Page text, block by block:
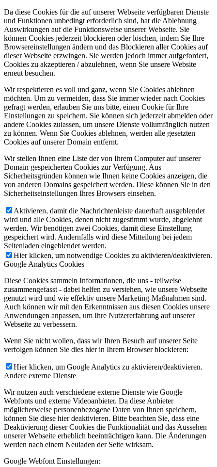
Da diese Cookies für die auf unserer Webseite verfügbaren Dienste
und Funktionen unbedingt erforderlich sind, hat die Ablehnung
Auswirkungen auf die Funktionsweise unserer Webseite. Sie
können Cookies jederzeit blockieren oder löschen, indem Sie Ihre
Browsereinstellungen ändern und das Blockieren aller Cookies auf
dieser Webseite erzwingen. Sie werden jedoch immer aufgefordert,
Cookies zu akzeptieren / abzulehnen, wenn Sie unsere Website
erneut besuchen.
Wir respektieren es voll und ganz, wenn Sie Cookies ablehnen
möchten. Um zu vermeiden, dass Sie immer wieder nach Cookies
gefragt werden, erlauben Sie uns bitte, einen Cookie für Ihre
Einstellungen zu speichern. Sie können sich jederzeit abmelden oder
andere Cookies zulassen, um unsere Dienste vollumfänglich nutzen
zu können. Wenn Sie Cookies ablehnen, werden alle gesetzten
Cookies auf unserer Domain entfernt.
Wir stellen Ihnen eine Liste der von Ihrem Computer auf unserer
Domain gespeicherten Cookies zur Verfügung. Aus
Sicherheitsgründen können wie Ihnen keine Cookies anzeigen, die
von anderen Domains gespeichert werden. Diese können Sie in den
Sicherheitseinstellungen Ihres Browsers einsehen.
Aktivieren, damit die Nachrichtenleiste dauerhaft ausgeblendet
wird und alle Cookies, denen nicht zugestimmt wurde, abgelehnt
werden. Wir benötigen zwei Cookies, damit diese Einstellung
gespeichert wird. Andernfalls wird diese Mitteilung bei jedem
Seitenladen eingeblendet werden.
Hier klicken, um notwendige Cookies zu aktivieren/deaktivieren.
Google Analytics Cookies
Diese Cookies sammeln Informationen, die uns - teilweise
zusammengefasst - dabei helfen zu verstehen, wie unsere Webseite
genutzt wird und wie effektiv unsere Marketing-Maßnahmen sind.
Auch können wir mit den Erkenntnissen aus diesen Cookies unsere
Anwendungen anpassen, um Ihre Nutzererfahrung auf unserer
Webseite zu verbessern.
Wenn Sie nicht wollen, dass wir Ihren Besuch auf unserer Seite
verfolgen können Sie dies hier in Ihrem Browser blockieren:
Hier klicken, um Google Analytics zu aktivieren/deaktivieren.
Andere externe Dienste
Wir nutzen auch verschiedene externe Dienste wie Google
Webfonts und externe Videoanbieter. Da diese Anbieter
möglicherweise personenbezogene Daten von Ihnen speichern,
können Sie diese hier deaktivieren. Bitte beachten Sie, dass eine
Deaktivierung dieser Cookies die Funktionalität und das Aussehen
unserer Webseite erheblich beeinträchtigen kann. Die Änderungen
werden nach einem Neuladen der Seite wirksam.
Google Webfont Einstellungen: